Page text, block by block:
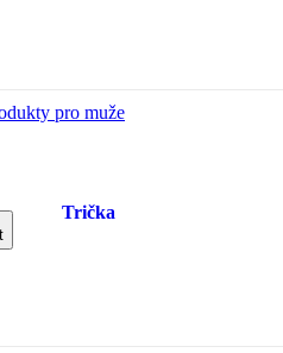
pro muže
Trička